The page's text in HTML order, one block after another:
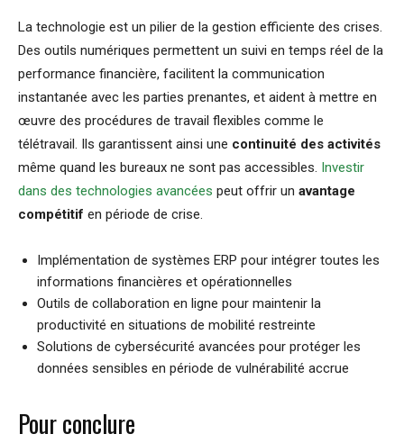
La technologie est un pilier de la gestion efficiente des crises.
Des outils numériques permettent un suivi en temps réel de la
performance financière, facilitent la communication
instantanée avec les parties prenantes, et aident à mettre en
œuvre des procédures de travail flexibles comme le
télétravail. Ils garantissent ainsi une continuité des activités
même quand les bureaux ne sont pas accessibles. Investir
dans des technologies avancées peut offrir un avantage
compétitif en période de crise.
Implémentation de systèmes ERP pour intégrer toutes les
informations financières et opérationnelles
Outils de collaboration en ligne pour maintenir la
productivité en situations de mobilité restreinte
Solutions de cybersécurité avancées pour protéger les
données sensibles en période de vulnérabilité accrue
Pour conclure